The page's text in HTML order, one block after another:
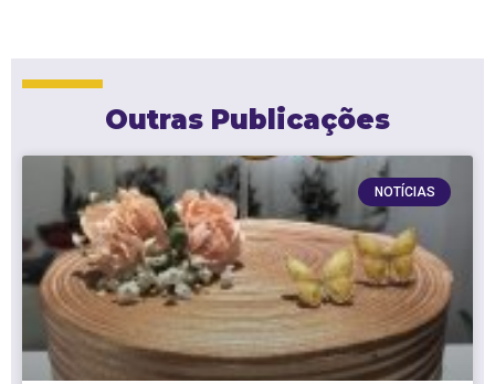
Outras Publicações
NOTÍCIAS